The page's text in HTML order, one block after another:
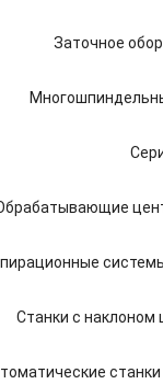
Заточное
Станки с наклоном